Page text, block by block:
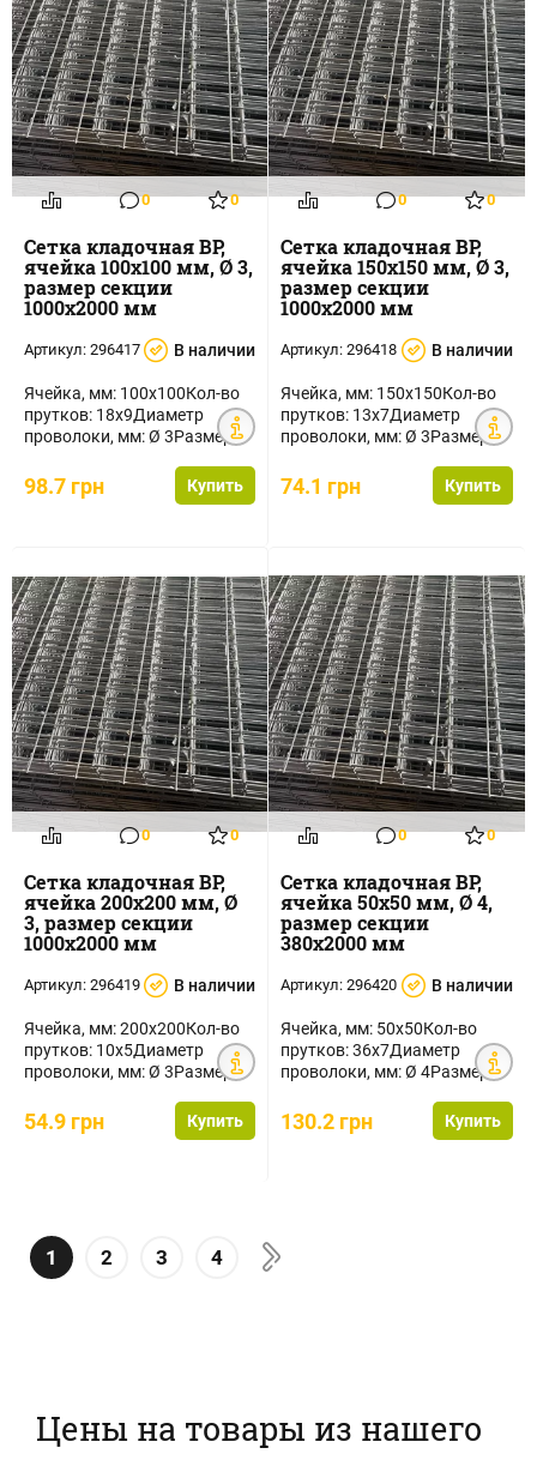
0 0
Сетка кладочная ВР,
ячейка 100х100 мм, Ø 3,
размер секции
1000х2000 мм
Артикул: 296417 В наличии
Ячейка, мм: 100х100Кол-во
прутков: 18х9Диаметр
проволоки, мм: Ø 3Размер
1000х2000Площадь...
98.7 грн Купить
0 0
Сетка кладочная ВР,
ячейка 150х150 мм, Ø 3,
размер секции
1000х2000 мм
Артикул: 296418 В наличии
Ячейка, мм: 150х150Кол-во
прутков: 13х7Диаметр
проволоки, мм: Ø 3Размер
1000х2000Площадь...
74.1 грн Купить
0 0
Сетка кладочная ВР,
ячейка 200х200 мм, Ø
3, размер секции
1000х2000 мм
Артикул: 296419 В наличии
Ячейка, мм: 200х200Кол-во
прутков: 10х5Диаметр
проволоки, мм: Ø 3Размер
1000х2000Площадь...
54.9 грн Купить
0 0
Сетка кладочная ВР,
ячейка 50х50 мм, Ø 4,
размер секции
380х2000 мм
Артикул: 296420 В наличии
Ячейка, мм: 50х50Кол-во
прутков: 36х7Диаметр
проволоки, мм: Ø 4Размер
380х2000Площадь се...
130.2 грн Купить
1 2 3 4
Цены на товары из нашего